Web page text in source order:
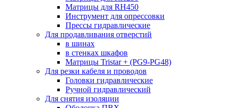
Матрицы для RH450
Инструмент для опрессовки
Прессы гидравлические
Для продавливания отверстий
в шинах
в стенках шкафов
Матрицы Tristar + (PG9-PG48)
Для резки кабеля и проводов
Головки гидравлические
Ручной гидравлический
Для снятия изоляции